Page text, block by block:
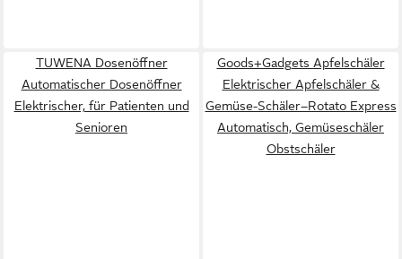
TUWENA Dosenöffner
Automatischer Dosenöffner
Elektrischer, für Patienten und
Senioren
Goods+Gadgets Apfelschäler
Elektrischer Apfelschäler &
Gemüse-Schäler–Rotato Express
Automatisch, Gemüseschäler
Obstschäler